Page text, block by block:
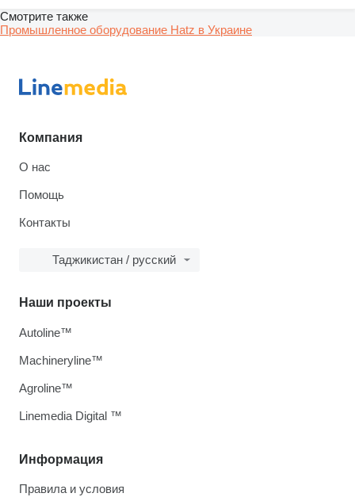
Смотрите также
Промышленное оборудование Hatz в Украине
Компания
О нас
Помощь
Контакты
Таджикистан / русский
Информация
Правила и условия
Наши проекты
Autoline™
Machineryline™
Agroline™
Linemedia Digital ™